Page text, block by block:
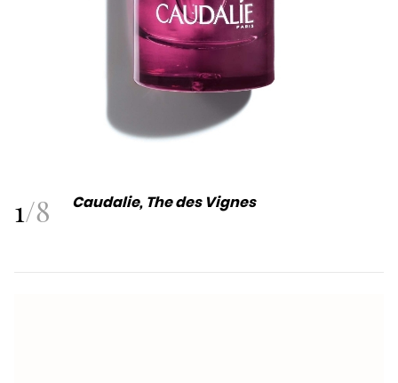
1/8 Caudalie, The des Vignes